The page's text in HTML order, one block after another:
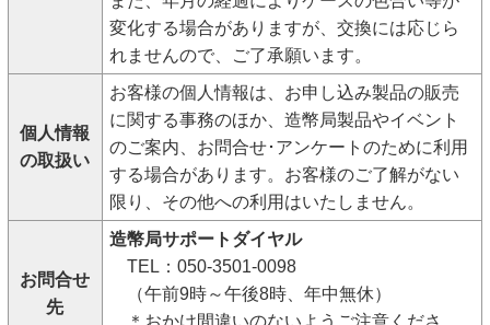
変化する場合がありますが、交換には応じら
れませんので、ご了承願います。
個人情報
の取扱い
お客様の個人情報は、お申し込み製品の販売
に関する事務のほか、造幣局製品やイベント
のご案内、お問合せ･アンケートのために利用
する場合があります。お客様のご了解がない
限り、その他への利用はいたしません。
お問合せ
先
造幣局サポートダイヤル
TEL：050‐3501‐0098
（午前9時～午後8時、年中無休）
＊おかけ間違いのないようご注意くださ